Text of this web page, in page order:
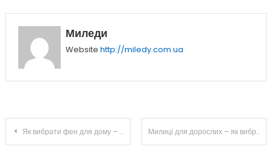
Миледи
Website http://miledy.com.ua
Навігація
Як вибрати фен для дому – поради експерта Милиці для дорослих – як вибрати і що потрібно враховувати при покупці